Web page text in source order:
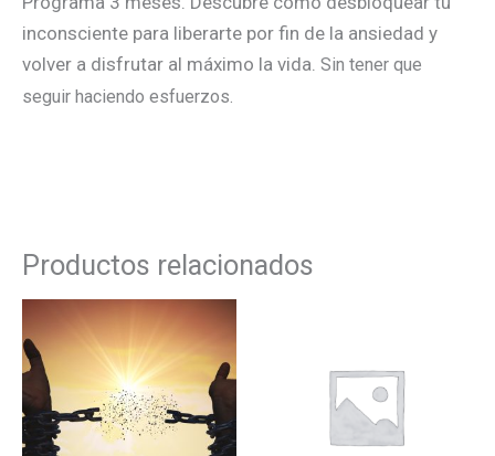
inconsciente para liberarte por fin de la ansiedad y
volver a disfrutar al máximo la vida. Sin tener que
seguir haciendo esfuerzos.
Productos relacionados
Rango
precios:
29,00€
hasta
390,00€
Este
producto
tiene
múltiples
variantes.